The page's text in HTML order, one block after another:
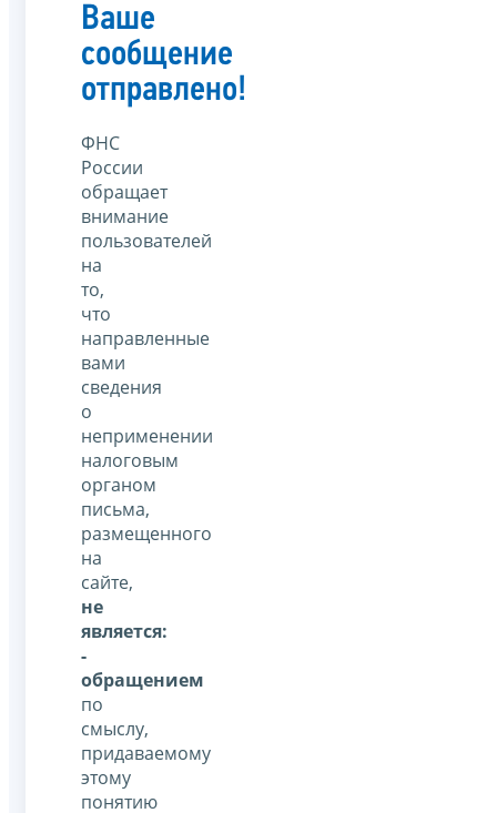
Ваше
сообщение
отправлено!
ФНС
России
обращает
внимание
пользователей
на
то,
что
направленные
вами
сведения
о
неприменении
налоговым
органом
письма,
размещенного
на
сайте,
не
является:
-
обращением
по
смыслу,
придаваемому
этому
понятию